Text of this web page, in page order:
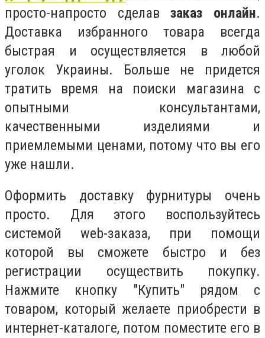
просто-напросто сделавзаказ онлайн.
Доставка избранного товара всегда
быстрая и осуществляется в любой
уголок Украины. Больше не придется
тратить время на поиски магазина с
опытными консультантами,
качественными изделиями и
приемлемыми ценами, потому что вы его
уже нашли.
Оформить доставку фурнитуры очень
просто. Для этого воспользуйтесь
системой web-заказа, при помощи
которой вы сможете быстро и без
регистрации осуществить покупку.
Нажмите кнопку "Купить" рядом с
товаром, который желаете приобрести в
интернет-каталоге, потом поместите его в